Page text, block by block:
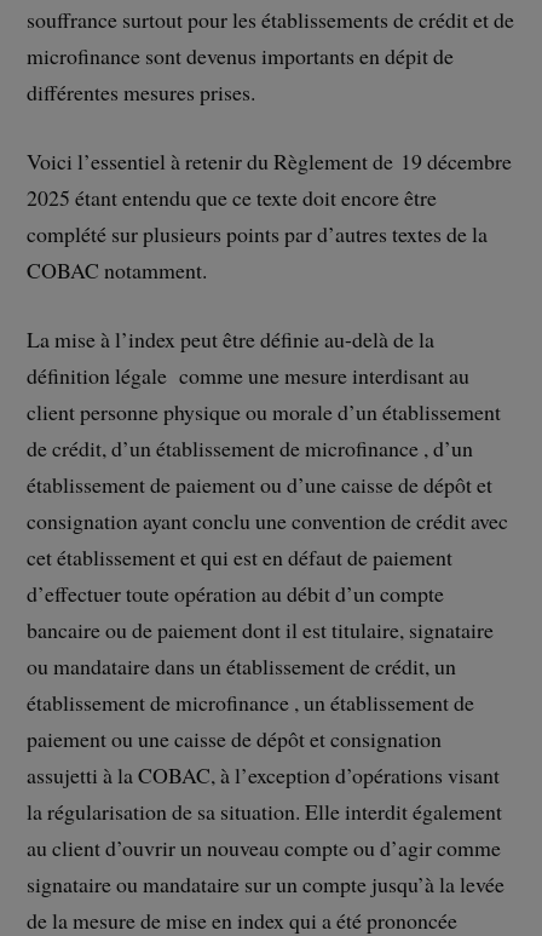
souffrance surtout pour les établissements de crédit et de
microfinance sont devenus importants en dépit de
différentes mesures prises.
Voici l’essentiel à retenir du Règlement de 19 décembre
2025 étant entendu que ce texte doit encore être
complété sur plusieurs points par d’autres textes de la
COBAC notamment.
La mise à l’index peut être définie au-delà de la
définition légale comme une mesure interdisant au
client personne physique ou morale d’un établissement
de crédit, d’un établissement de microfinance , d’un
établissement de paiement ou d’une caisse de dépôt et
consignation ayant conclu une convention de crédit avec
cet établissement et qui est en défaut de paiement
d’effectuer toute opération au débit d’un compte
bancaire ou de paiement dont il est titulaire, signataire
ou mandataire dans un établissement de crédit, un
établissement de microfinance , un établissement de
paiement ou une caisse de dépôt et consignation
assujetti à la COBAC, à l’exception d’opérations visant
la régularisation de sa situation. Elle interdit également
au client d’ouvrir un nouveau compte ou d’agir comme
signataire ou mandataire sur un compte jusqu’à la levée
de la mesure de mise en index qui a été prononcée